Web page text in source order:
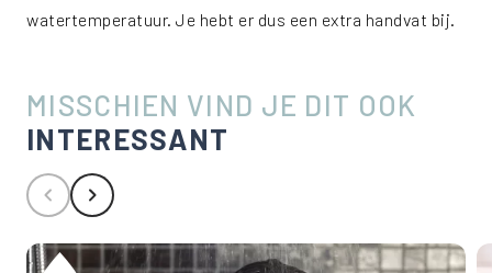
watertemperatuur. Je hebt er dus een extra handvat bij.
MISSCHIEN VIND JE DIT OOK
INTERESSANT